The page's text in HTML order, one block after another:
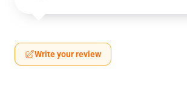
Write your review